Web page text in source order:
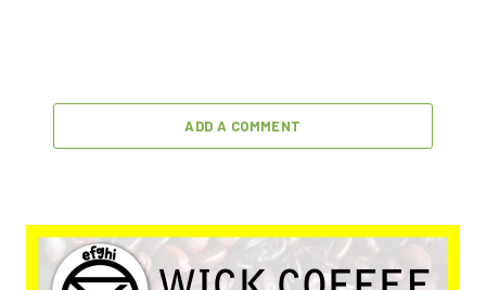
ADD A COMMENT